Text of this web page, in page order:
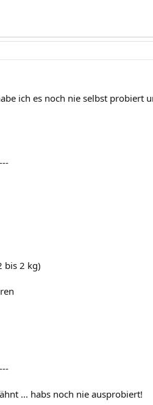
ich es noch nie selbst probiert
bis 2 kg)
... habs noch nie ausprobiert!